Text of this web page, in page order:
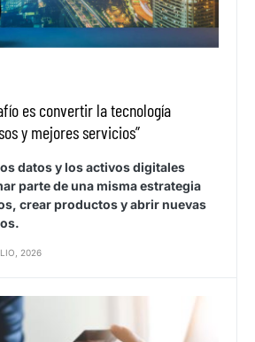
es convertir la tecnología
y mejores servicios”
datos y los activos digitales
parte de una misma estrategia
crear productos y abrir nuevas
2026